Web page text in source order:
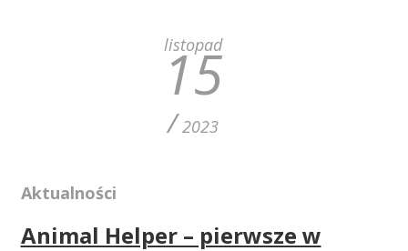
listopad
15
/ 2023
Aktualności
Animal Helper – pierwsze w